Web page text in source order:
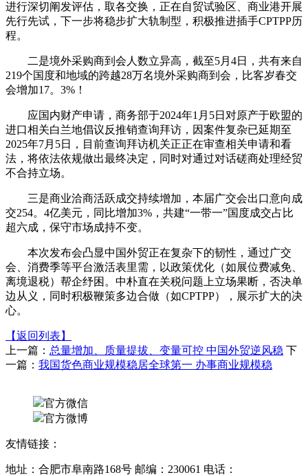
进行深切阐发评估，取各交换，正在自贸试验区、商业港开展
先行先试，下一步将稳步扩大轨制型，积极推进插手CPTPP历
程。
二是境外采购商到会人数立异高，截至5月4日，共有来自
219个国度和地域的跨越28万名境外采购商到会，比客岁春交
会增加17。3%！
应国内财产申请，商务部于2024年1月5日对原产于欧盟的
进口相关白兰地倡议反推销查询拜访，因案件复杂已延期至
2025年7月5日，目前查询拜访机关正正在审查相关申请和看
法，将依法依规做出最终决定，同时对通过对话磋商处理经贸
不合持立场。
三是商业洽商活跃成交持续增加，本届广交会出口意向成
交254。4亿美元，同比增加3%，共建“一带一”国度成交占比
超六成，保守市场成持不变。
本次发布会凸显中国外贸正在复杂下的韧性，通过广交
会、消费季等平台激活表里需，以政策优化（如展位费减免、
离境退税）帮企纾困。中朴直在关税问题上立场果断，否决单
边从义，同时积极鞭策多边合做（如CPTPP），展示扩大的决
心。
【返回列表】
上一篇： 总量增加、质量提拔、变量可控 中国外贸逆风稳 下
一篇： 我国货色商业规模稳居全球第一 办事商业规模稳
官方微信
官方微博
友情链接：
地址：合肥市阜南路168号 邮编：230061 电话：